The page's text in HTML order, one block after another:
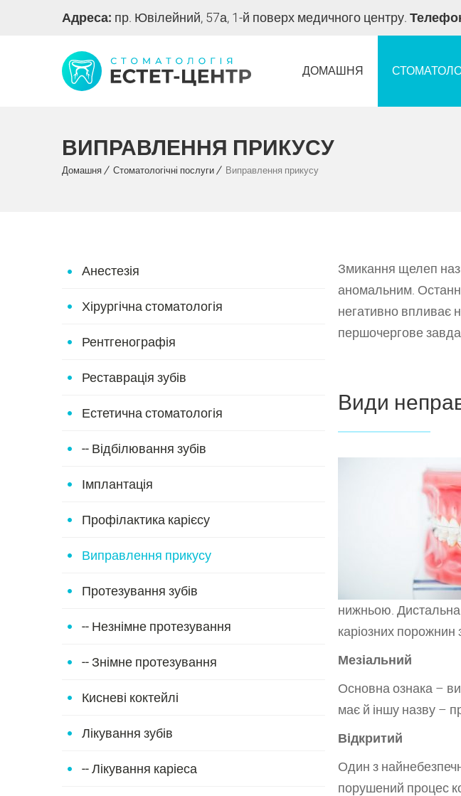
Адреса: пр. Ювілейний, 57а, 1-й поверх медичного центру.
ДОМАШНЯ
ВИПРАВЛЕННЯ ПРИКУСУ
Домашня Стоматологічні послуги Виправлення прикусу
Анестезія
Хірургічна стоматологія
Рентгенографія
Реставрація зубів
Естетична стоматологія
-- Відбілювання зубів
Імплантація
Профілактика карієсу
Виправлення прикусу
Протезування зубів
-- Незнімне протезування
-- Знімне протезування
Кисневі коктейлі
Лікування зубів
-- Лікування каріеса
Змикання щелеп
аномальним.
негативно впливає
першочергове
Види
нижньою. Дистальна
каріозних порожнин
Мезіальний
Основна ознака –
має й іншу назву –
Відкритий
Один з
порушений процес